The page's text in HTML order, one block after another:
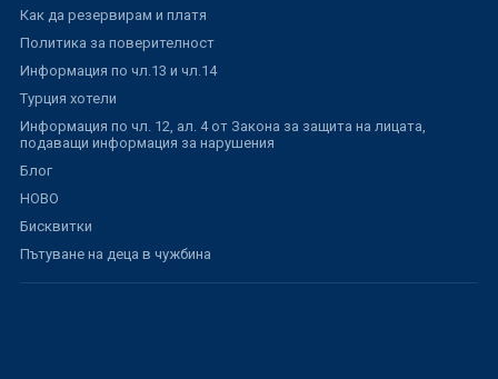
Как да резервирам и платя
Политика за поверителност
Информация по чл.13 и чл.14
Турция хотели
Информация по чл. 12, ал. 4 от Закона за защита на лицата,
подаващи информация за нарушения
Блог
НОВО
Бисквитки
Пътуване на деца в чужбина